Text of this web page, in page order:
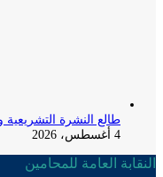
طالع النشرة التشريعية والقانونية الجنائية
4 أغسطس، 2026
النقابة العامة للمحامين